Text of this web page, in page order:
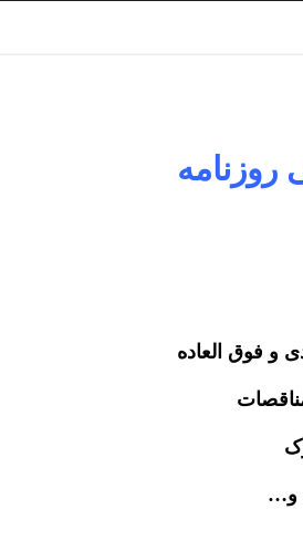
روزنامه
و فوق العاده
و…